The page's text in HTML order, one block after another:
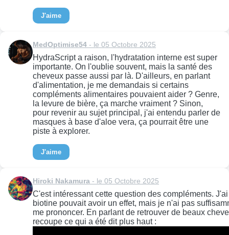
J'aime
MedOptimise54 - le 05 Octobre 2025
HydraScript a raison, l'hydratation interne est super
importante. On l'oublie souvent, mais la santé des
cheveux passe aussi par là. D'ailleurs, en parlant
d'alimentation, je me demandais si certains
compléments alimentaires pouvaient aider ? Genre,
la levure de bière, ça marche vraiment ? Sinon,
pour revenir au sujet principal, j'ai entendu parler de
masques à base d'aloe vera, ça pourrait être une
piste à explorer.
J'aime
Hiroki Nakamura - le 05 Octobre 2025
C'est intéressant cette question des compléments.
biotine pouvait avoir un effet, mais je n'ai pas
me prononcer. En parlant de retrouver de beaux
recoupe ce qui a été dit plus haut :